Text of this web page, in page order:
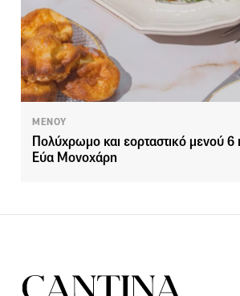
ΜΕΝΟΥ
Πολύχρωμο και εορταστικό μενού 6
Εύα Μονοχάρη